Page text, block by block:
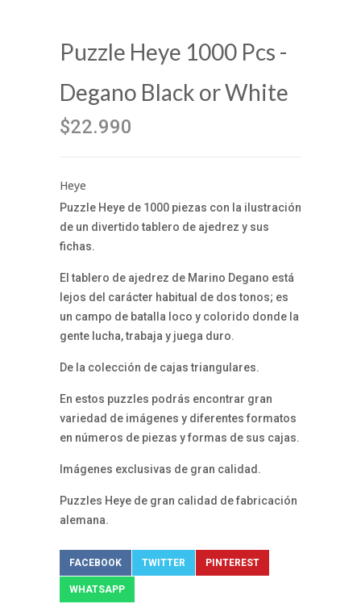
Puzzle Heye 1000 Pcs -
Degano Black or White
$22.990
Heye
Puzzle Heye de 1000 piezas con la ilustración
de un divertido tablero de ajedrez y sus
fichas.
El tablero de ajedrez de Marino Degano está
lejos del carácter habitual de dos tonos; es
un campo de batalla loco y colorido donde la
gente lucha, trabaja y juega duro.
De la colección de cajas triangulares.
En estos puzzles podrás encontrar gran
variedad de imágenes y diferentes formatos
en números de piezas y formas de sus cajas.
Imágenes exclusivas de gran calidad.
Puzzles Heye de gran calidad de fabricación
alemana.
FACEBOOK TWITTER PINTEREST
WHATSAPP